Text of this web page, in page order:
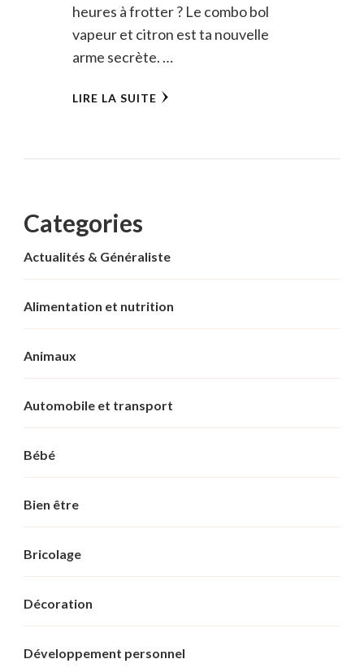
heures à frotter ? Le combo bol
vapeur et citron est ta nouvelle
arme secrète. …
LIRE LA SUITE
Categories
Actualités & Généraliste
Alimentation et nutrition
Animaux
Automobile et transport
Bébé
Bien être
Bricolage
Décoration
Développement personnel